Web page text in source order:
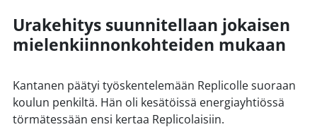
Urakehitys suunnitellaan jokaisen
mielenkiinnonkohteiden mukaan
Kantanen päätyi työskentelemään Replicolle suoraan
koulun penkiltä. Hän oli kesätöissä energiayhtiössä
törmätessään ensi kertaa Replicolaisiin.